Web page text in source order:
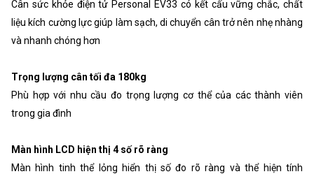
Cân sức khỏe điện tử Personal EV33 có kết cấu vững chắc, chất
liệu kích cường lực giúp làm sạch, di chuyển cân trở nên nhẹ nhàng
và nhanh chóng hơn
Trọng lượng cân tối đa 180kg
Phù hợp với nhu cầu đo trọng lượng cơ thể của các thành viên
trong gia đình
Màn hình LCD hiện thị 4 số rõ ràng
Màn hình tinh thể lỏng hiển thị số đo rõ ràng và thể hiện tính